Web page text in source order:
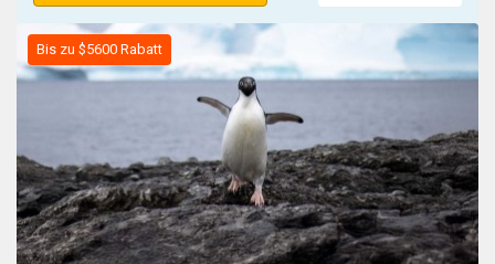
Bis zu $5600 Rabatt